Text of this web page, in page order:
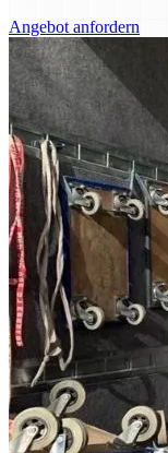
Angebot anfordern